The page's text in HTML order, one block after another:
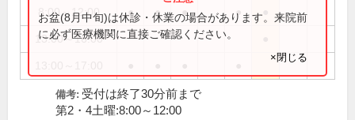
8:00～12:00 ● ● ● ●
13:00～16:00
お盆(8月中旬)は休診・休業の場合があります。来院前
に必ず医療機関に直接ご確認ください。
×閉じる
備考: 受付は終了30分前まで
第2・4土曜:8:00～12:00